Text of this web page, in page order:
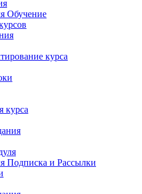
Обучение
курса
курса
Подписка и Рассылки